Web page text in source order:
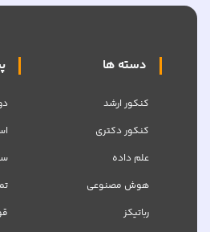
دسته ها
کنکور ارشد
کنکور دکتری
علم داده
هوش مصنوعی
رباتیکز